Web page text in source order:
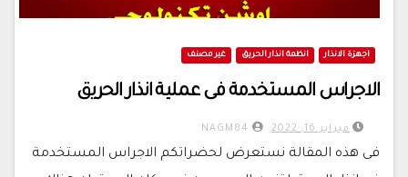
اجهزة الانذار انظمة انذار الحريق غير مصنف
الاجراس المستخدمة فى عملية انذار الحريق
فبراير 16, 2022
فى هذه المقالة نستعرض لحضراتكم الاجراس المستخدمة